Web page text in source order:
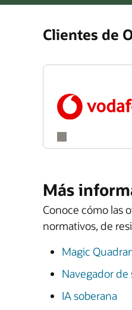
Clientes de
Más
Conoce cómo las
normativos, de
Magic
Navegador
IA soberana